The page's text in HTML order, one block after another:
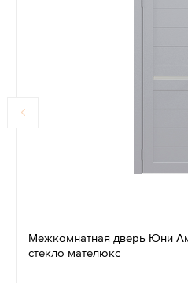
Межкомнатная дверь Юни
стекло мателюкс